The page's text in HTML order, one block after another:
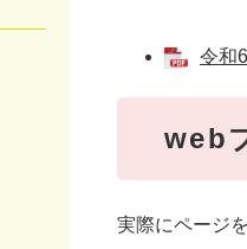
令和
web
実際にページ